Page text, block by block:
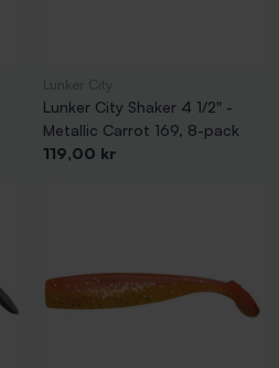
Lunker City Shaker 4 1/2" -
Metallic Carrot 169, 8-pack
Pris
119,00 kr